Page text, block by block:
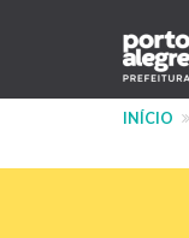
conteúdo
Main
INÍCIO